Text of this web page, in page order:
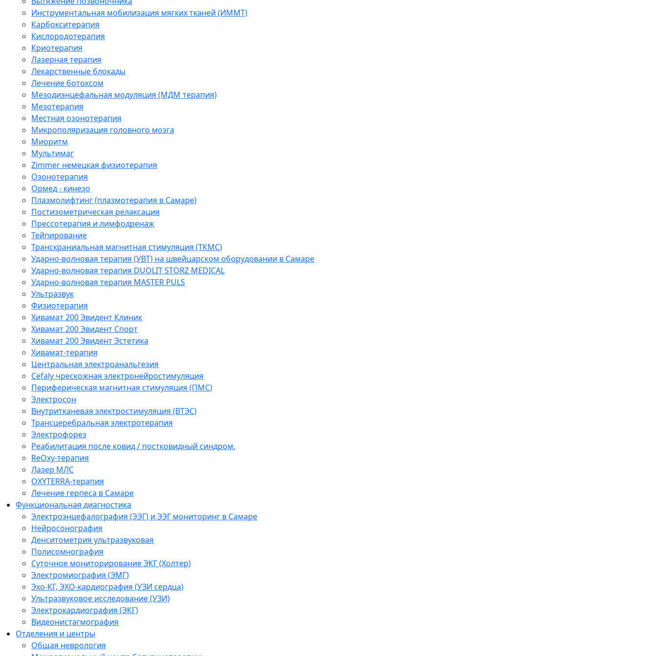
Инструментальная мобилизация мягких тканей (ИММТ)
Карбокситерапия
Кислородотерапия
Криотерапия
Лазерная терапия
Лекарственные блокады
Лечение ботоксом
Мезодиэнцефальная модуляция (МДМ терапия)
Мезотерапия
Местная озонотерапия
Микрополяризация головного мозга
Миоритм
Мультимаг
Zimmer немецкая физиотерапия
Озонотерапия
Ормед - кинезо
Плазмолифтинг (плазмотерапия в Самаре)
Постизометрическая релаксация
Прессотерапия и лимфодренаж
Тейпирование
Транскраниальная магнитная стимуляция (ТКМС)
Ударно-волновая терапия (УВТ) на швейцарском оборудовании в Самаре
Ударно-волновая терапия DUOLIT STORZ MEDICAL
Ударно-волновая терапия MASTER PULS
Ультразвук
Физиотерапия
Хивамат 200 Эвидент Клиник
Хивамат 200 Эвидент Спорт
Хивамат 200 Эвидент Эстетика
Хивамат-терапия
Центральная электроанальгезия
Cefaly чреcкожная электронейростимуляция
Периферическая магнитная стимуляция (ПМС)
Электросон
Внутритканевая электростимуляция (ВТЭС)
Трансцеребральная электротерапия
Электрофорез
Реабилитация после ковид / постковидный синдром.
ReOxy-терапия
Лазер МЛС
OXYTERRA-терапия
Лечение герпеса в Самаре
Функциональная диагностика
Электроэнцефалография (ЭЭГ) и ЭЭГ мониторинг в Самаре
Нейросонография
Денситометрия ультразвуковая
Полисомнография
Суточное мониторирование ЭКГ (Холтер)
Электромиография (ЭМГ)
Эхо-КГ, ЭХО-кардиография (УЗИ сердца)
Ультразвуковое исследование (УЗИ)
Электрокардиография (ЭКГ)
Видеонистагмография
Отделения и центры
Общая неврология